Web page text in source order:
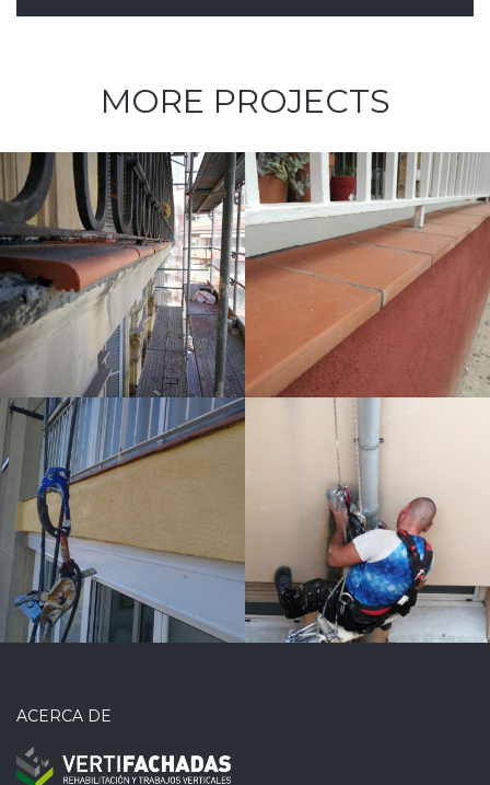
MORE PROJECTS
Vierteaguas
Sellado de
bajante
ACERCA DE